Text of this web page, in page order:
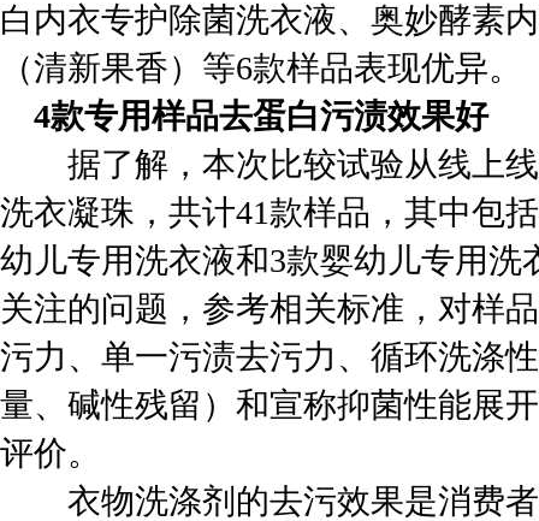
白内衣专护除菌洗衣液、奥妙酵素
（清新果香）等6款样品表现优异。
4款专用样品去蛋白污渍效果好
据了解，本次比较试验从线上线
洗衣凝珠，共计41款样品，其中包
幼儿专用洗衣液和3款婴幼儿专用
关注的问题，参考相关标准，对样
污力、单一污渍去污力、循环洗涤
量、碱性残留）和宣称抑菌性能展
评价。
衣物洗涤剂的去污效果是消费者